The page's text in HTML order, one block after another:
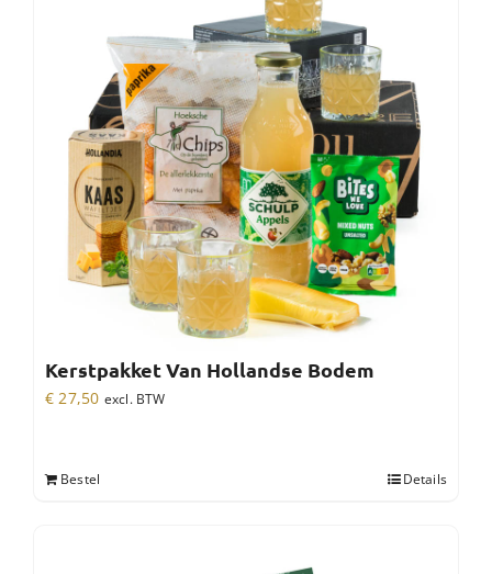
Kerstpakket Van Hollandse Bodem
€ 27,50 excl. BTW
Bestel Details